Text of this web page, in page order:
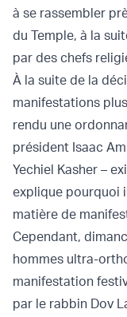
à se rassembler
du Temple, à la
par des chefs
À la suite de la
manifestations
rendu une
président Isaac
Yechiel Kasher –
explique pourquoi
matière de
Cependant,
hommes ultra-
manifestation
par le rabbin Dov